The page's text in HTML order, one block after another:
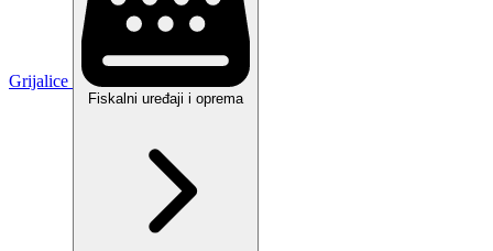
Grijalice
Fiskalni uređaji i oprema